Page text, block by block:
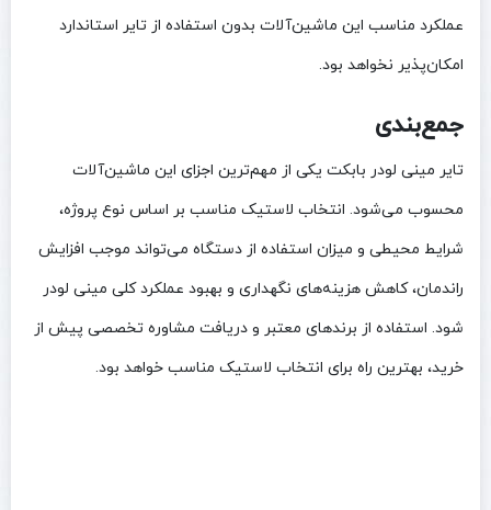
عملکرد مناسب این ماشین‌آلات بدون استفاده از تایر استاندارد
امکان‌پذیر نخواهد بود.
جمع‌بندی
تایر مینی لودر بابکت یکی از مهم‌ترین اجزای این ماشین‌آلات
محسوب می‌شود. انتخاب لاستیک مناسب بر اساس نوع پروژه،
شرایط محیطی و میزان استفاده از دستگاه می‌تواند موجب افزایش
راندمان، کاهش هزینه‌های نگهداری و بهبود عملکرد کلی مینی لودر
شود. استفاده از برندهای معتبر و دریافت مشاوره تخصصی پیش از
خرید، بهترین راه برای انتخاب لاستیک مناسب خواهد بود.